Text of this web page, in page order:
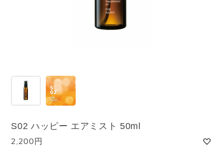
S02 ハッピー エアミスト 50ml
2,200円